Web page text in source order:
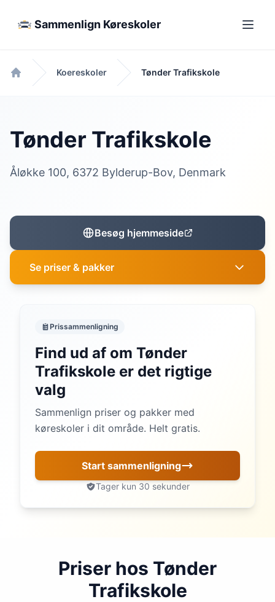
Sammenlign Køreskoler
Forside
Koereskoler Tønder Trafikskole
Tønder Trafikskole
Åløkke 100, 6372 Bylderup-Bov, Denmark
Besøg hjemmeside
Se priser & pakker
Prissammenligning
Find ud af om Tønder
Trafikskole er det rigtige
valg
Sammenlign priser og pakker med
køreskoler i dit område. Helt gratis.
Start sammenligning
Tager kun 30 sekunder
Priser hos Tønder
Trafikskole